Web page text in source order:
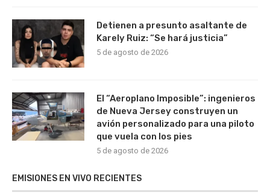
Detienen a presunto asaltante de
Karely Ruiz: “Se hará justicia”
5 de agosto de 2026
El “Aeroplano Imposible”: ingenieros
de Nueva Jersey construyen un
avión personalizado para una piloto
que vuela con los pies
5 de agosto de 2026
EMISIONES EN VIVO RECIENTES